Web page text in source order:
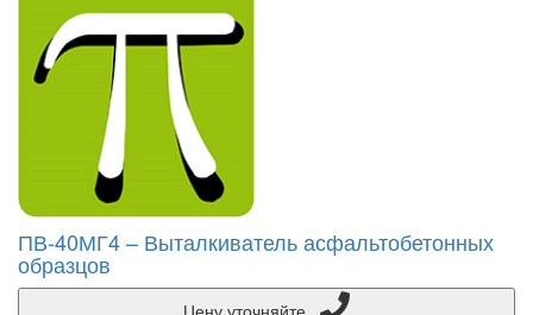
ПВ-40МГ4 – Выталкиватель асфальтобетонных
образцов